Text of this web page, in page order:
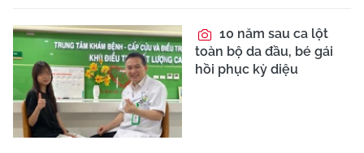
10 năm sau ca lột
toàn bộ da đầu, bé gái
hồi phục kỳ diệu